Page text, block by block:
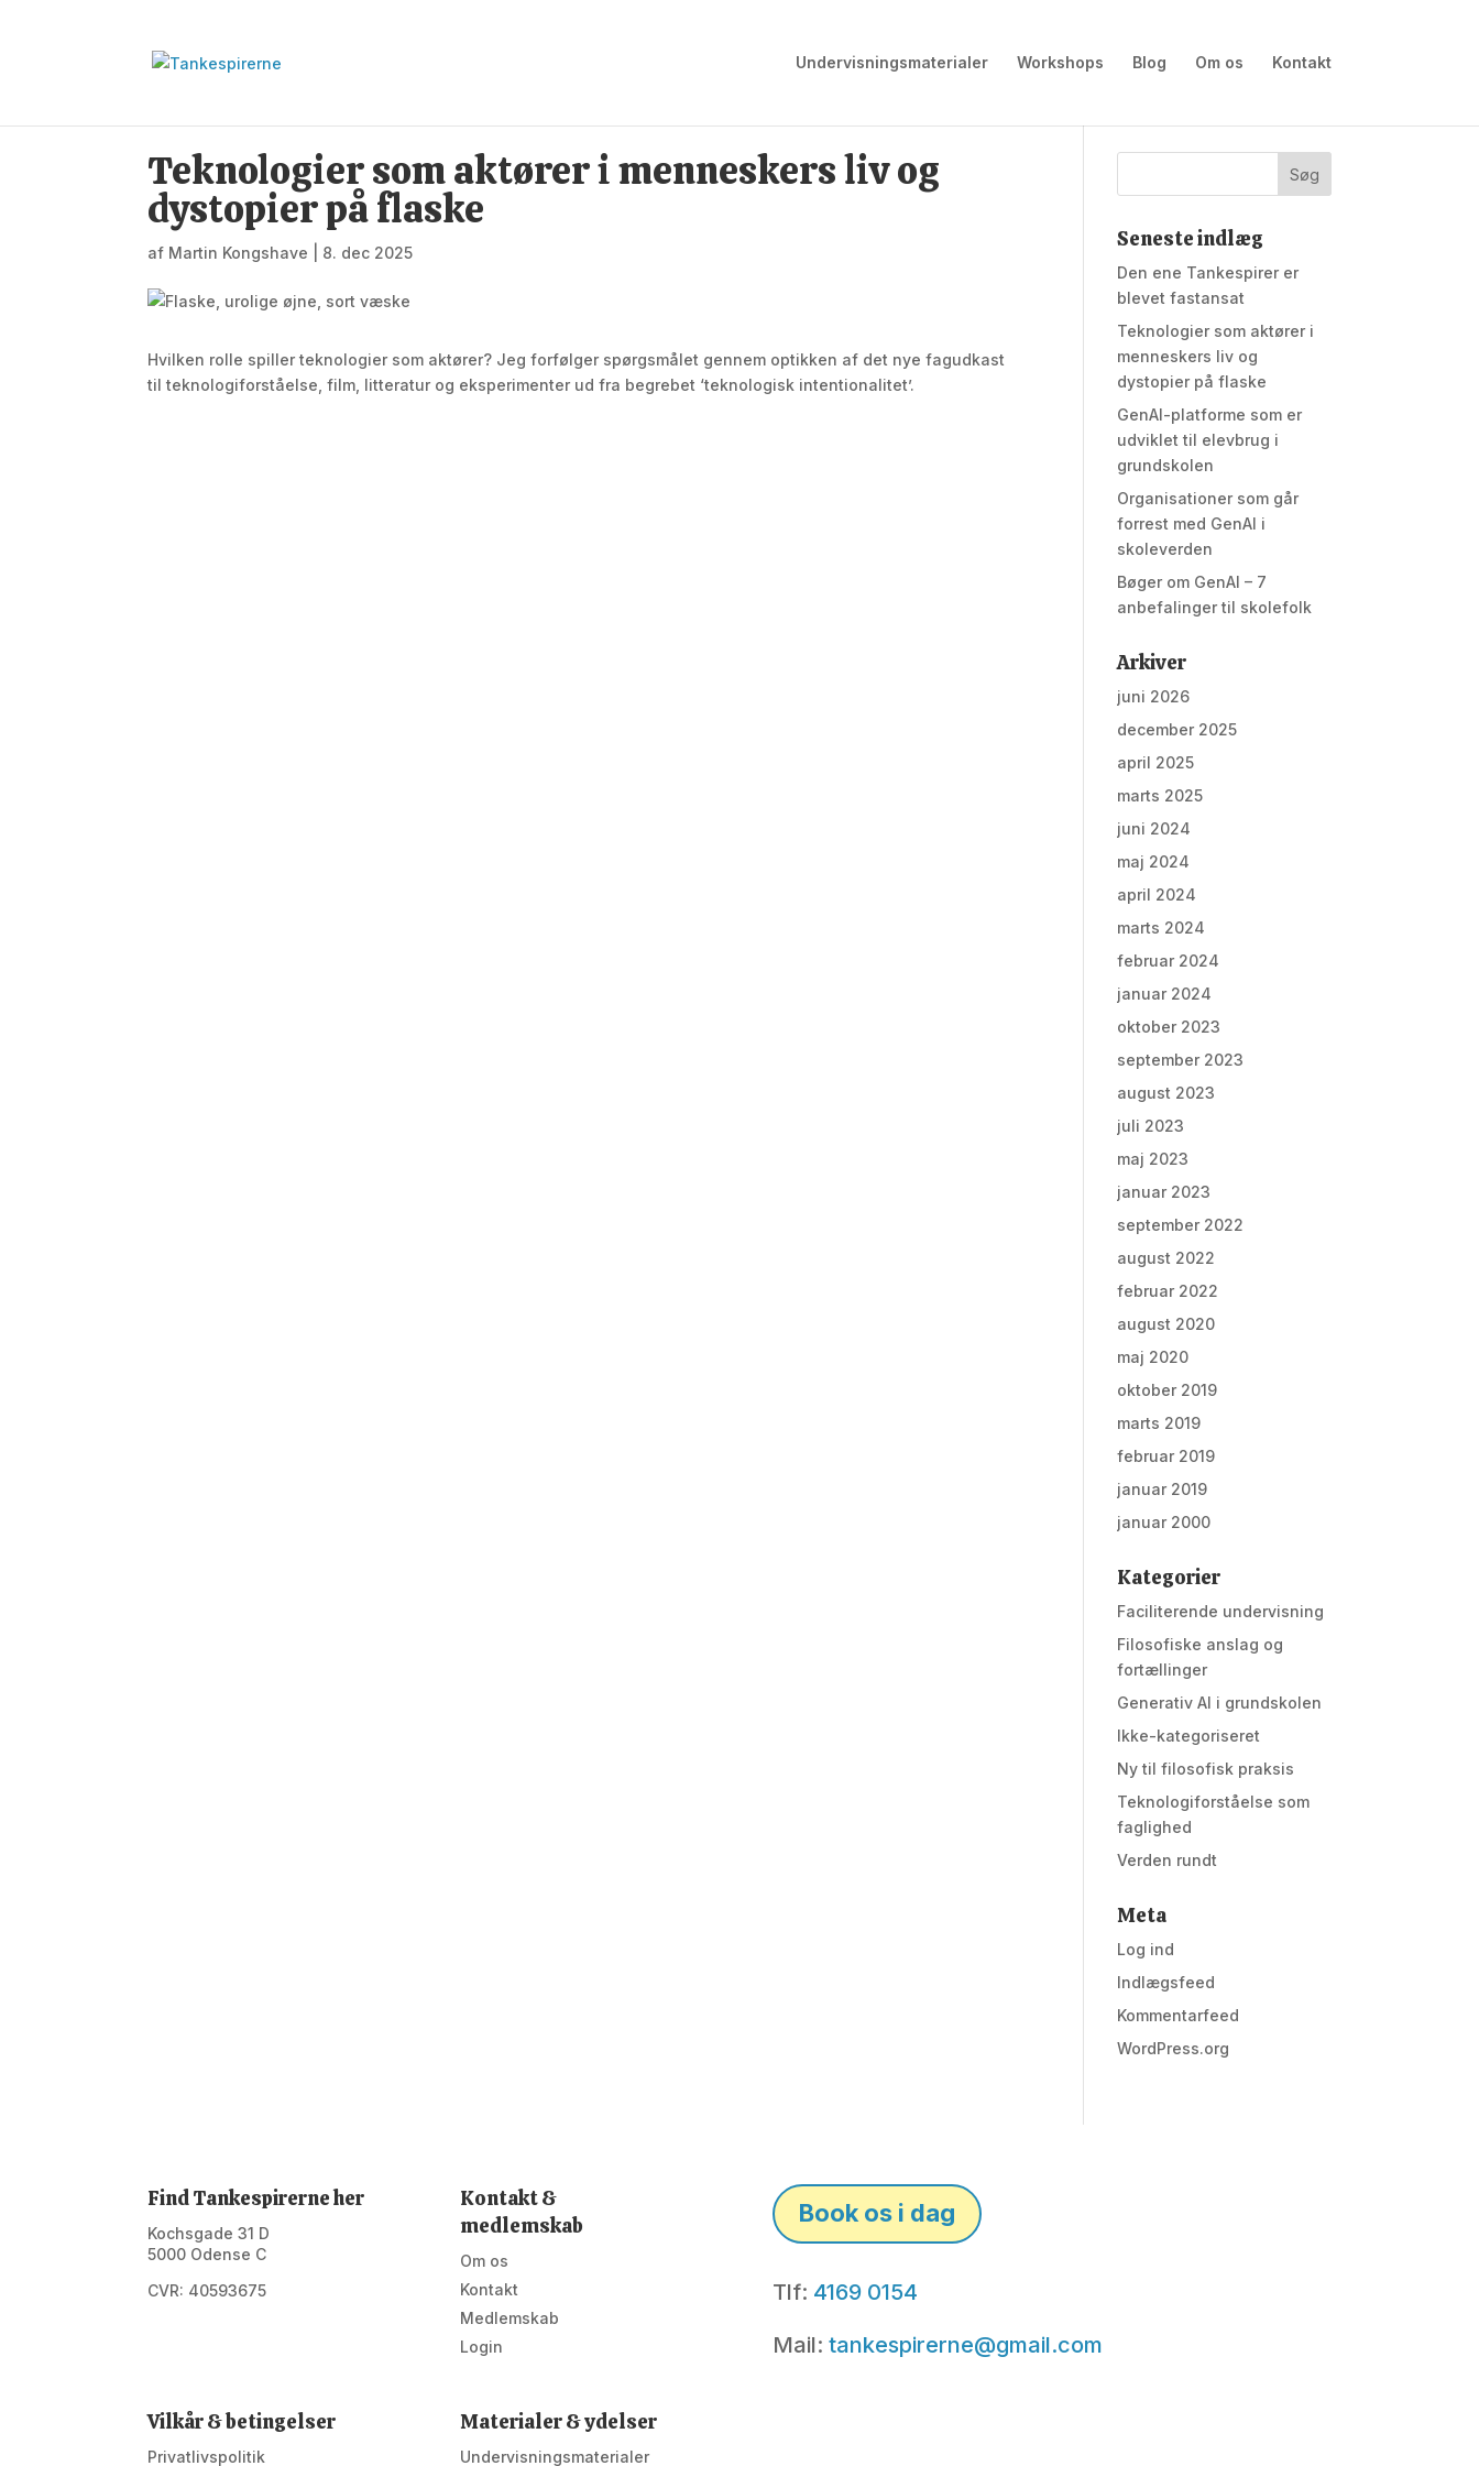
Undervisningsmaterialer Workshops Blog Om os Kontakt
Teknologier som aktører i menneskers liv og
dystopier på flaske
af Martin Kongshave 8. dec 2025
Hvilken rolle spiller teknologier som aktører? Jeg forfølger spørgsmålet gennem optikken af det nye fagudkast
til teknologiforståelse, film, litteratur og eksperimenter ud fra begrebet ‘teknologisk intentionalitet’.
Seneste indlæg
Den ene Tankespirer er
blevet fastansat
Teknologier som aktører i
menneskers liv og
dystopier på flaske
GenAI-platforme som er
udviklet til elevbrug i
grundskolen
Organisationer som går
forrest med GenAI i
skoleverden
Bøger om GenAI – 7
anbefalinger til skolefolk
Arkiver
juni 2026
december 2025
april 2025
marts 2025
juni 2024
maj 2024
april 2024
marts 2024
februar 2024
januar 2024
oktober 2023
september 2023
august 2023
juli 2023
maj 2023
januar 2023
september 2022
august 2022
februar 2022
august 2020
maj 2020
oktober 2019
marts 2019
februar 2019
januar 2019
januar 2000
Kategorier
Faciliterende undervisning
Filosofiske anslag og
fortællinger
Generativ AI i grundskolen
Ikke-kategoriseret
Ny til filosofisk praksis
Teknologiforståelse som
faglighed
Verden rundt
Meta
Log ind
Indlægsfeed
Kommentarfeed
WordPress.org
Find Tankespirerne her
Kochsgade 31 D
5000 Odense C
CVR: 40593675
Kontakt &
medlemskab
Om os
Kontakt
Medlemskab
Login
Vilkår & betingelser
Privatlivspolitik
Materialer & ydelser
Undervisningsmaterialer
Book os i dag
Tlf: 4169 0154
Mail: tankespirerne@gmail.com